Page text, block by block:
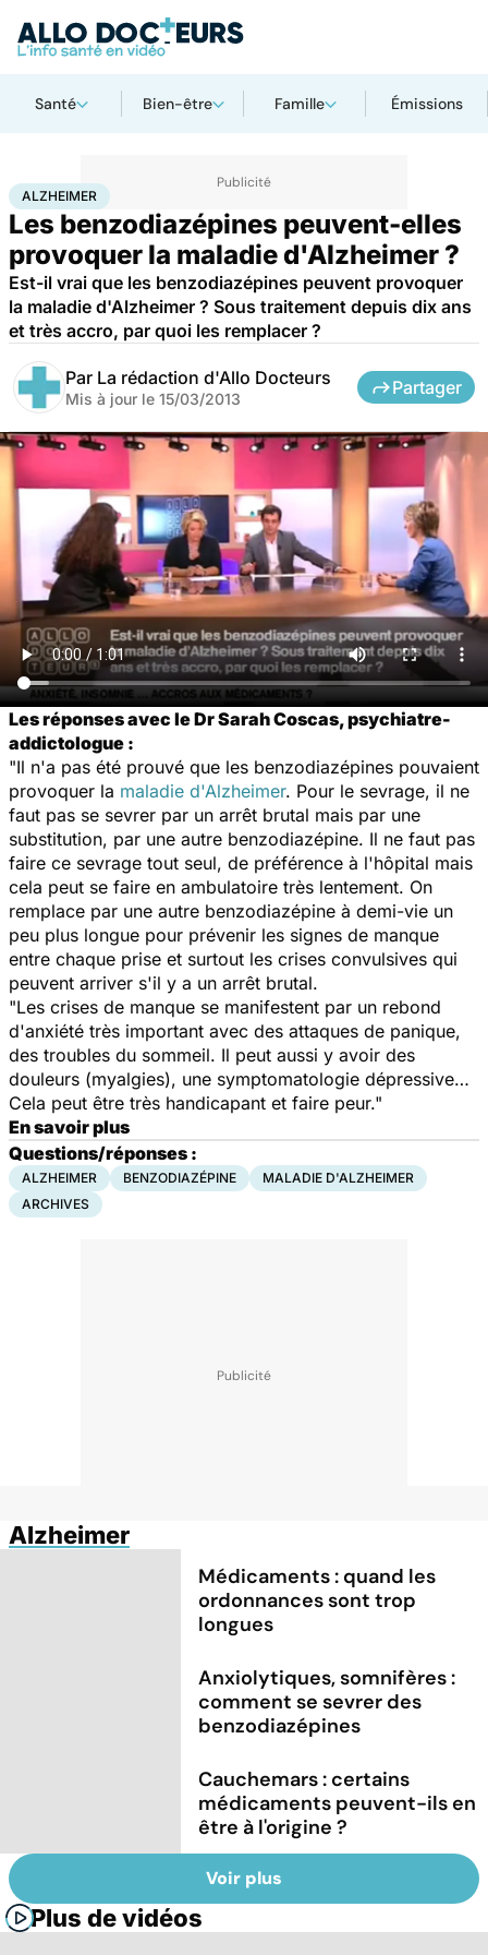
Santé Bien-être Famille Émissions
AccueilSanté Maladies
ALZHEIMER
Les benzodiazépines peuvent-elles
provoquer la maladie d'Alzheimer ?
Est-il vrai que les benzodiazépines peuvent provoquer
la maladie d'Alzheimer ? Sous traitement depuis dix ans
et très accro, par quoi les remplacer ?
Par La rédaction d'Allo Docteurs
Mis à jour le 15/03/2013
Partager
Les réponses avec le Dr Sarah Coscas, psychiatre-
addictologue :
"Il n'a pas été prouvé que les benzodiazépines pouvaient
provoquer la maladie d'Alzheimer. Pour le sevrage, il ne
faut pas se sevrer par un arrêt brutal mais par une
substitution, par une autre benzodiazépine. Il ne faut pas
faire ce sevrage tout seul, de préférence à l'hôpital mais
cela peut se faire en ambulatoire très lentement. On
remplace par une autre benzodiazépine à demi-vie un
peu plus longue pour prévenir les signes de manque
entre chaque prise et surtout les crises convulsives qui
peuvent arriver s'il y a un arrêt brutal.
"Les crises de manque se manifestent par un rebond
d'anxiété très important avec des attaques de panique,
des troubles du sommeil. Il peut aussi y avoir des
douleurs (myalgies), une symptomatologie dépressive…
Cela peut être très handicapant et faire peur."
En savoir plus
Questions/réponses :
ALZHEIMER BENZODIAZÉPINE
MALADIE D'ALZHEIMER
ARCHIVES
Alzheimer
Médicaments : quand les
ordonnances sont trop
longues
Anxiolytiques, somnifères :
comment se sevrer des
benzodiazépines
Cauchemars : certains
médicaments peuvent-ils en
être à l'origine ?
Voir plus
Plus de vidéos